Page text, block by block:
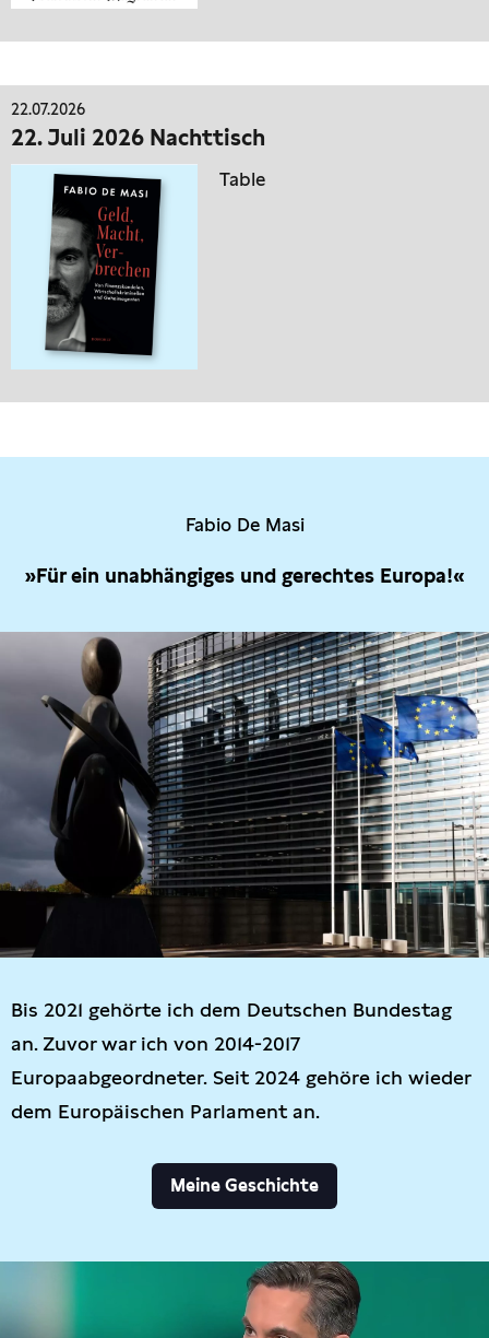
22.07.2026
22. Juli 2026 Nachttisch
Table
Fabio De Masi
»Für ein unabhängiges und gerechtes Europa!«
Bis 2021 gehörte ich dem Deutschen Bundestag
an. Zuvor war ich von 2014-2017
Europaabgeordneter. Seit 2024 gehöre ich wieder
dem Europäischen Parlament an.
Meine Geschichte